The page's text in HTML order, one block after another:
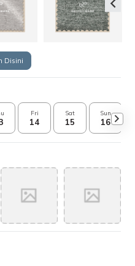
Disini
Fri
14
Sat
15
Sun
16